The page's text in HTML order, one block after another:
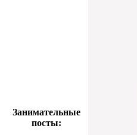
Занимательные
посты: